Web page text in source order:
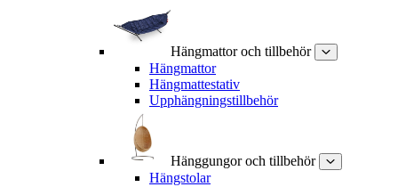
Hängmattor och tillbehör
Hängmattor
Hängmattestativ
Upphängningstillbehör
Hänggungor och tillbehör
Hängstolar